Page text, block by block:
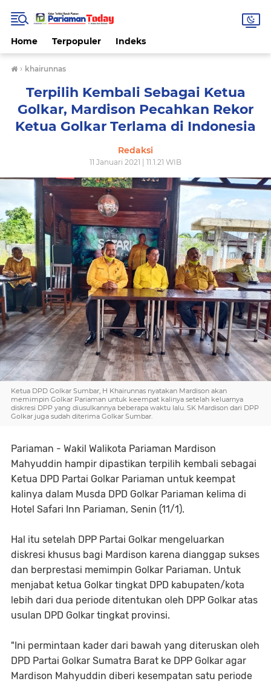
Home Terpopuler Indeks
› khairunnas
Terpilih Kembali Sebagai Ketua
Golkar, Mardison Pecahkan Rekor
Ketua Golkar Terlama di Indonesia
Redaksi
11 Januari 2021 | 11.1.21 WIB
Ketua DPD Golkar Sumbar, H Khairunnas nyatakan Mardison akan
memimpin Golkar Pariaman untuk keempat kalinya setelah keluarnya
diskresi DPP yang diusulkannya beberapa waktu lalu. SK Mardison dari DPP
Golkar juga sudah diterima Golkar Sumbar.
Pariaman - Wakil Walikota Pariaman Mardison
Mahyuddin hampir dipastikan terpilih kembali sebagai
Ketua DPD Partai Golkar Pariaman untuk keempat
kalinya dalam Musda DPD Golkar Pariaman kelima di
Hotel Safari Inn Pariaman, Senin (11/1).
Hal itu setelah DPP Partai Golkar mengeluarkan
diskresi khusus bagi Mardison karena dianggap sukses
dan berprestasi memimpin Golkar Pariaman. Untuk
menjabat ketua Golkar tingkat DPD kabupaten/kota
lebih dari dua periode ditentukan oleh DPP Golkar atas
usulan DPD Golkar tingkat provinsi.
"Ini permintaan kader dari bawah yang diteruskan oleh
DPD Partai Golkar Sumatra Barat ke DPP Golkar agar
Mardison Mahyuddin diberi kesempatan satu periode